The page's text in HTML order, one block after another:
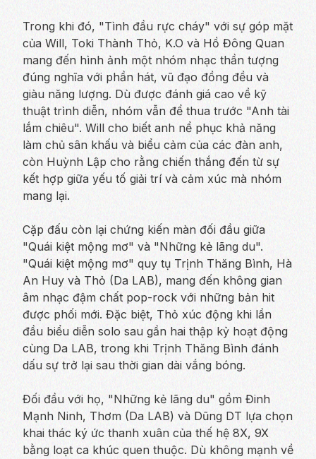
Trong khi đó, "Tình đầu rực cháy" với sự góp mặt
của Will, Toki Thành Thỏ, K.O và Hồ Đông Quan
mang đến hình ảnh một nhóm nhạc thần tượng
đúng nghĩa với phần hát, vũ đạo đồng đều và
giàu năng lượng. Dù được đánh giá cao về kỹ
thuật trình diễn, nhóm vẫn để thua trước "Anh tài
lắm chiêu". Will cho biết anh nể phục khả năng
làm chủ sân khấu và biểu cảm của các đàn anh,
còn Huỳnh Lập cho rằng chiến thắng đến từ sự
kết hợp giữa yếu tố giải trí và cảm xúc mà nhóm
mang lại.
Cặp đấu còn lại chứng kiến màn đối đầu giữa
"Quái kiệt mộng mơ" và "Những kẻ lãng du".
"Quái kiệt mộng mơ" quy tụ Trịnh Thăng Bình, Hà
An Huy và Thỏ (Da LAB), mang đến không gian
âm nhạc đậm chất pop-rock với những bản hit
được phối mới. Đặc biệt, Thỏ xúc động khi lần
đầu biểu diễn solo sau gần hai thập kỷ hoạt động
cùng Da LAB, trong khi Trịnh Thăng Bình đánh
dấu sự trở lại sau thời gian dài vắng bóng.
Đối đầu với họ, "Những kẻ lãng du" gồm Đinh
Mạnh Ninh, Thơm (Da LAB) và Dũng DT lựa chọn
khai thác ký ức thanh xuân của thế hệ 8X, 9X
bằng loạt ca khúc quen thuộc. Dù không mạnh về